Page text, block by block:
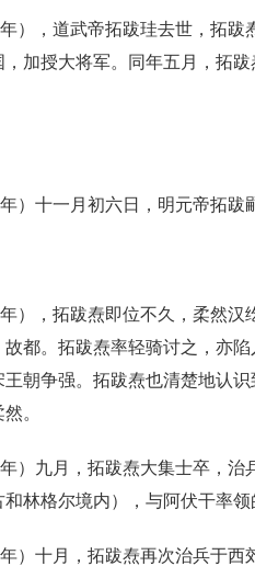
），道武帝拓跋珪去世，拓
加授大将军。同年五月，拓
）十一月初六日，明元帝拓
），拓跋焘即位不久，柔然
都。拓跋焘率轻骑讨之，亦
王朝争强。拓跋焘也清楚地认
。
）九月，拓跋焘大集士卒，
林格尔境内），与阿伏干率
）十月，拓跋焘再次治兵于